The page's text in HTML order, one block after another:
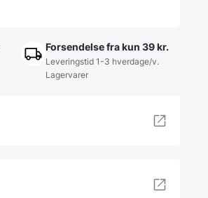
Forsendelse fra kun 39 kr.
Leveringstid 1-3 hverdage/v.
Lagervarer